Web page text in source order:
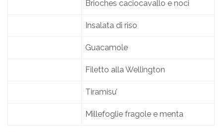
Brioches caciocavallo e noci
Insalata di riso
Guacamole
Filetto alla Wellington
Tiramisu’
Millefoglie fragole e menta